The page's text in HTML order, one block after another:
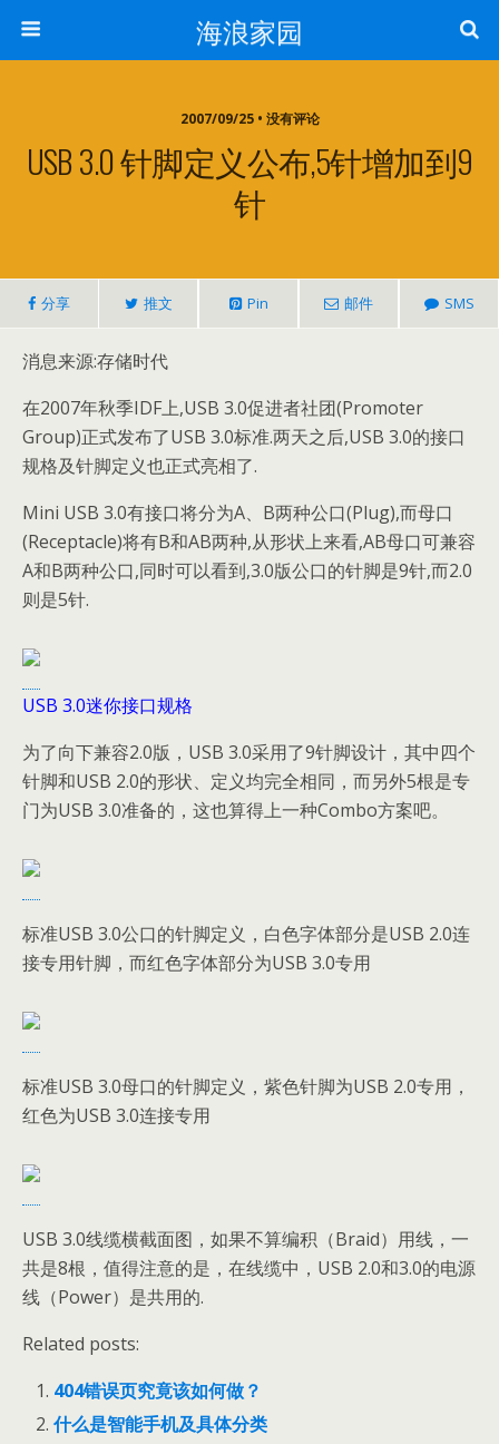
海浪家园
2007/09/25 • 没有评论
USB 3.0 针脚定义公布,5针增加到9
针
分享 推文 Pin 邮件 SMS
消息来源:存储时代
在2007年秋季IDF上,USB 3.0促进者社团(Promoter
Group)正式发布了USB 3.0标准.两天之后,USB 3.0的接口
规格及针脚定义也正式亮相了.
Mini USB 3.0有接口将分为A、B两种公口(Plug),而母口
(Receptacle)将有B和AB两种,从形状上来看,AB母口可兼容
A和B两种公口,同时可以看到,3.0版公口的针脚是9针,而2.0
则是5针.
USB 3.0迷你接口规格
为了向下兼容2.0版，USB 3.0采用了9针脚设计，其中四个
针脚和USB 2.0的形状、定义均完全相同，而另外5根是专
门为USB 3.0准备的，这也算得上一种Combo方案吧。
标准USB 3.0公口的针脚定义，白色字体部分是USB 2.0连
接专用针脚，而红色字体部分为USB 3.0专用
标准USB 3.0母口的针脚定义，紫色针脚为USB 2.0专用，
红色为USB 3.0连接专用
USB 3.0线缆横截面图，如果不算编积（Braid）用线，一
共是8根，值得注意的是，在线缆中，USB 2.0和3.0的电源
线（Power）是共用的.
Related posts:
404错误页究竟该如何做？
什么是智能手机及具体分类